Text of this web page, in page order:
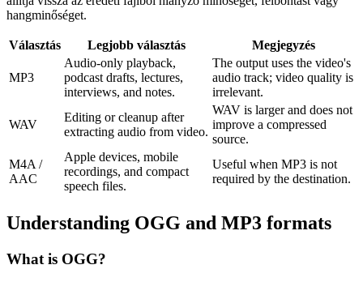
hangminőséget.
Választás Legjobb választás Megjegyzés
MP3
Audio-only playback,
podcast drafts, lectures,
interviews, and notes.
The output uses the video's
audio track; video quality is
irrelevant.
WAV
Editing or cleanup after
extracting audio from video.
WAV is larger and does not
improve a compressed
source.
M4A /
AAC
Apple devices, mobile
recordings, and compact
speech files.
Useful when MP3 is not
required by the destination.
Understanding OGG and MP3 formats
What is OGG?